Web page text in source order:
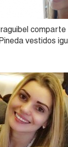
vestidos